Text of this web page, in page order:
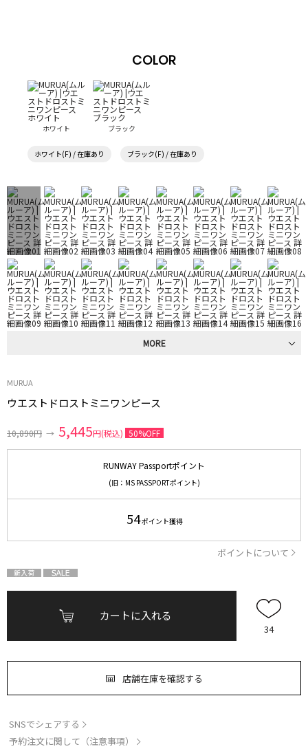
COLOR
ホワイト ブラック
ホワイト(F) / 在庫あり ブラック(F) / 在庫あり
MORE
MURUA
ウエストドロストミニワンピース
10,890円 → 5,445円(税込) 50%OFF
RUNWAY Passportポイント
(旧：MS PASSPORTポイント)
54ポイント獲得
ポイントについて
カートに入れる
34
店舗在庫を確認する
SNSでシェアする
予約注文に関して（注意事項）